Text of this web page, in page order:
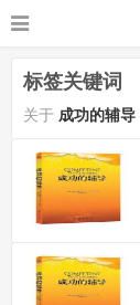
标签关键词
关于 成功的辅导